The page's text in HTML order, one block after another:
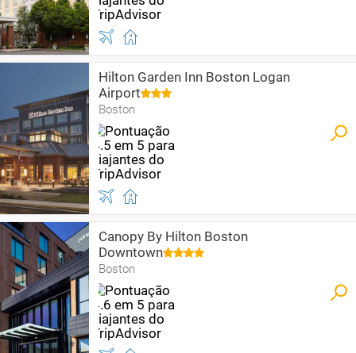
Hilton Garden Inn Boston Logan
Airport
Boston
Canopy By Hilton Boston
Downtown
Boston